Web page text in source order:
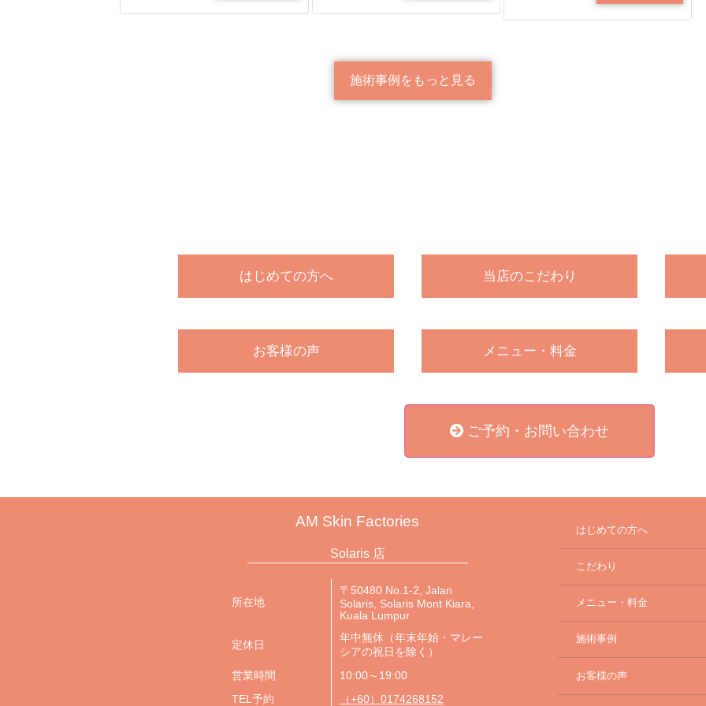
施術事例をもっと見る
はじめての方へ 当店のこだわり
お客様の声 メニュー・料金
ご予約・お問い合わせ
AM Skin Factories
Solaris 店
所在地
〒50480 No.1-2, Jalan
Solaris, Solaris Mont Kiara,
Kuala Lumpur
定休日
年中無休（年末年始・マレー
シアの祝日を除く）
営業時間
10:00～19:00
TEL予約
（+60）0174268152
はじめての方へ
こだわり
メニュー・料金
施術事例
お客様の声